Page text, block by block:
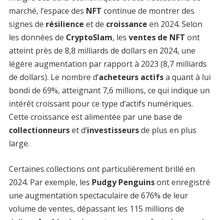
marché, l’espace des NFT continue de montrer des
signes de résilience et de croissance en 2024. Selon
les données de CryptoSlam, les ventes de NFT ont
atteint près de 8,8 milliards de dollars en 2024, une
légère augmentation par rapport à 2023 (8,7 milliards
de dollars). Le nombre d’acheteurs actifsa quant à lui
bondi de 69%, atteignant 7,6 millions, ce qui indique un
intérêt croissant pour ce type d’actifs numériques.
Cette croissance est alimentée par une base de
collectionneurset d’investisseursde plus en plus
large.
Certaines collections ont particulièrement brillé en
2024. Par exemple, les Pudgy Penguinsont enregistré
une augmentation spectaculaire de 676% de leur
volume de ventes, dépassant les 115 millions de